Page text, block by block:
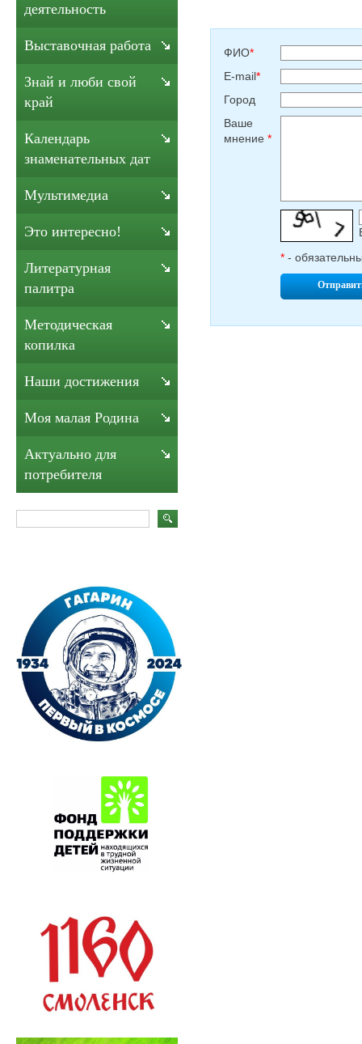
ФИО*
E-mail*
Город
Ваше
мнение *
* -
деятельность
Выставочная работа
Знай и люби свой
край
Календарь
знаменательных дат
Мультимедиа
Это интересно!
Литературная
палитра
Методическая
копилка
Наши достижения
Моя малая Родина
Актуально для
потребителя